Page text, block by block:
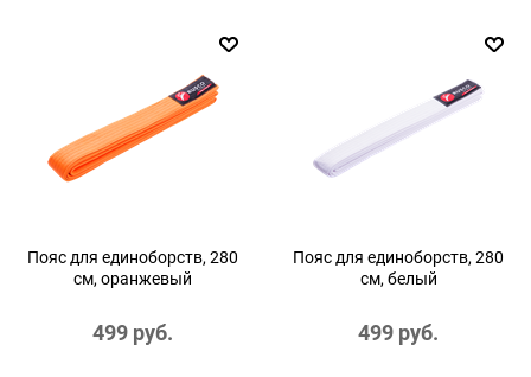
Пояс для единоборств, 280
см, оранжевый
499 руб.
Пояс для единоборств, 280
см, белый
499 руб.